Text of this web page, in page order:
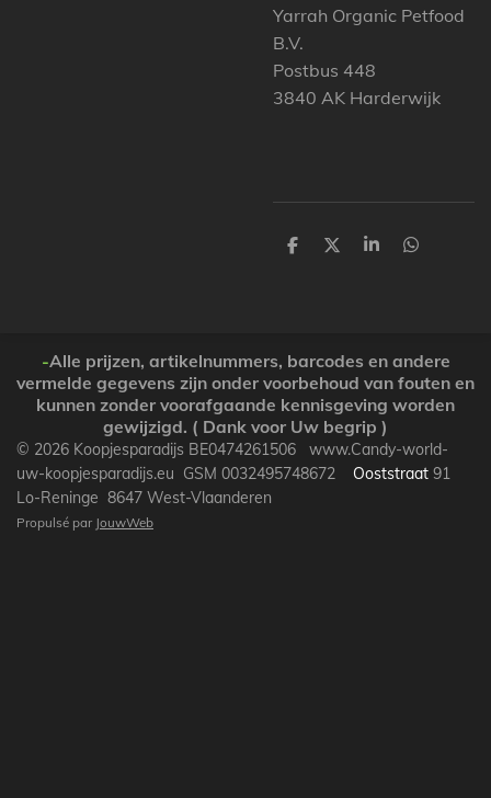
Yarrah Organic Petfood
B.V.
Postbus 448
3840 AK Harderwijk
P
e
P
e
P
e
P
e
-Alle prijzen, artikelnummers, barcodes en andere
vermelde gegevens zijn onder voorbehoud van fouten en
kunnen zonder voorafgaande kennisgeving worden
gewijzigd. ( Dank voor Uw begrip )
© 2026 Koopjesparadijs BE0474261506 www.Candy-world-
uw-koopjesparadijs.eu GSM 0032495748672 Ooststraat 91
Lo-Reninge 8647 West-Vlaanderen
Propulsé par JouwWeb